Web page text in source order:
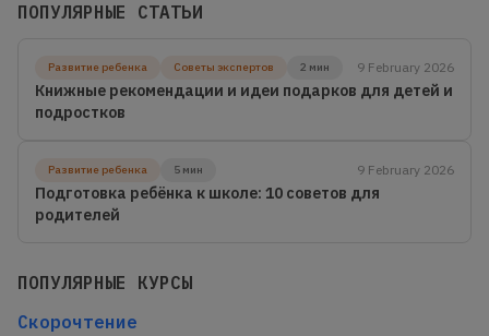
ПОПУЛЯРНЫЕ СТАТЬИ
Развитие ребенка Советы экспертов 2 мин 9 February 2026
Книжные рекомендации и идеи подарков для детей и
подростков
Развитие ребенка 5 мин 9 February 2026
Подготовка ребёнка к школе: 10 советов для
родителей
ПОПУЛЯРНЫЕ КУРСЫ
Скорочтение